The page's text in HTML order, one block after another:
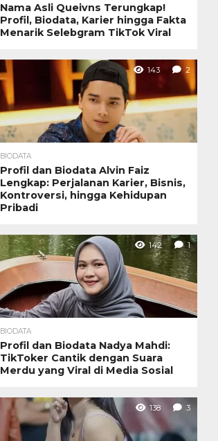
Nama Asli Queivns Terungkap!
Profil, Biodata, Karier hingga Fakta
Menarik Selebgram TikTok Viral
143 2
BIODATA
Profil dan Biodata Alvin Faiz
Lengkap: Perjalanan Karier, Bisnis,
Kontroversi, hingga Kehidupan
Pribadi
142 1
BIODATA
Profil dan Biodata Nadya Mahdi:
TikToker Cantik dengan Suara
Merdu yang Viral di Media Sosial
138 3